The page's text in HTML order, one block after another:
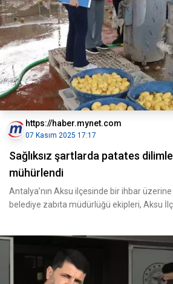
https://haber.mynet.com
07 Kasım 2025 17:17
Sağlıksız şartlarda patates
mühürlendi
Antalya’nın Aksu ilçesinde bir ihbar
belediye zabıta müdürlüğü ekipleri, Aksu